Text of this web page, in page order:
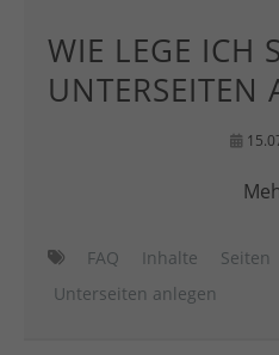
WIE LEGE ICH
UNTERSEITEN
FAQ Inhalte Seiten
Unterseiten anlegen